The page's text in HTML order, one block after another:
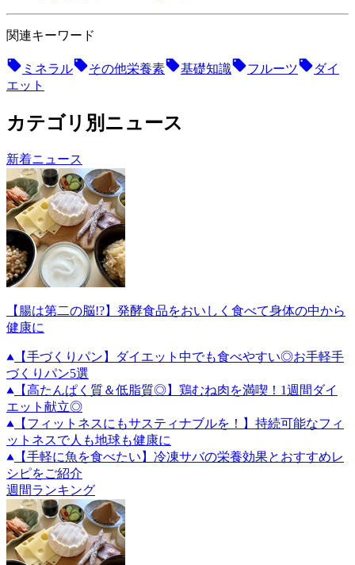
関連キーワード
ミネラル その他栄養素 基礎知識 フルーツ
ダイ
エット
カテゴリ別ニュース
新着ニュース
【腸は第二の脳!?】発酵食品をおいしく食べて身体の中から
健康に
【手づくりパン】ダイエット中でも食べやすい◎お手軽手
づくりパン5選
【高たんぱく質＆低脂質◎】鶏むね肉を満喫！1週間ダイ
エット献立◎
【フィットネスにもサスティナブルを！】持続可能なフィ
ットネスで人も地球も健康に
【手軽に魚を食べたい】冷凍サバの栄養効果とおすすめレ
シピをご紹介
週間ランキング